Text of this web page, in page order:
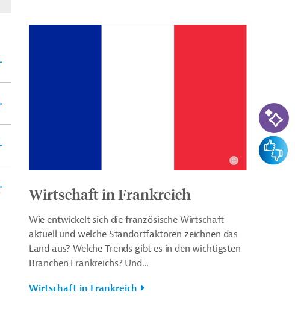
Wirtschaft in Frankreich
Wie entwickelt sich die französische Wirtschaft
aktuell und welche Standortfaktoren zeichnen das
Land aus? Welche Trends gibt es in den wichtigsten
Branchen Frankreichs? Und...
Wirtschaft in Frankreich
KI-